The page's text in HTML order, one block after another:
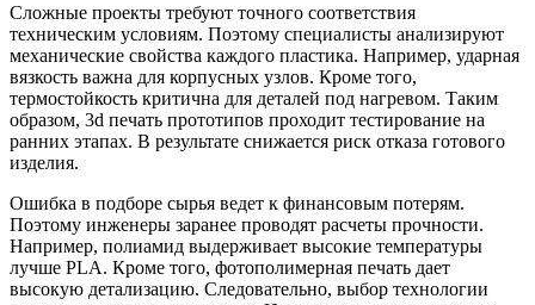
Сложные проекты требуют точного соответствия
техническим условиям. Поэтому специалисты анализируют
механические свойства каждого пластика. Например, ударная
вязкость важна для корпусных узлов. Кроме того,
термостойкость критична для деталей под нагревом. Таким
образом, 3d печать прототипов проходит тестирование на
ранних этапах. В результате снижается риск отказа готового
изделия.
Ошибка в подборе сырья ведет к финансовым потерям.
Поэтому инженеры заранее проводят расчеты прочности.
Например, полиамид выдерживает высокие температуры
лучше PLA. Кроме того, фотополимерная печать дает
высокую детализацию. Следовательно, выбор технологии